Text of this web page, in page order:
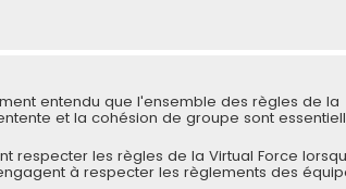
entendu que l'ensemble des règles de la
et la cohésion de groupe sont
respecter les règles de la Virtual Force
à respecter les règlements des